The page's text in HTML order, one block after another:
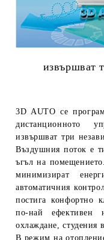
извършват
3D AUTO се
дистанционното
извършват три
Въздушния поток е
ъгъл на
минимизират
автоматичния
постига конфортно
по-най
охлаждане, студения
В режим на